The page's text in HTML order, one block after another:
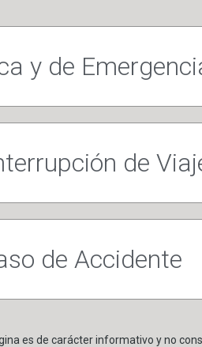
y de
de
de Accidente
es de carácter informativo y no